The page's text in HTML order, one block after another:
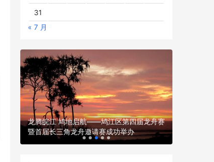
31
« 7 月
龙腾皖江 鸠地启航——鸠江区第四届龙舟赛
暨首届长三角龙舟邀请赛成功举办